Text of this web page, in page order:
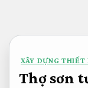
nội
dung
XÂY DỰNG
Thợ sơn